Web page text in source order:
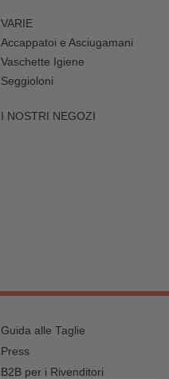
VARIE
Accappatoi e Asciugamani
Vaschette Igiene
Seggioloni
I NOSTRI NEGOZI
Guida alle Taglie
Press
B2B per i Rivenditori